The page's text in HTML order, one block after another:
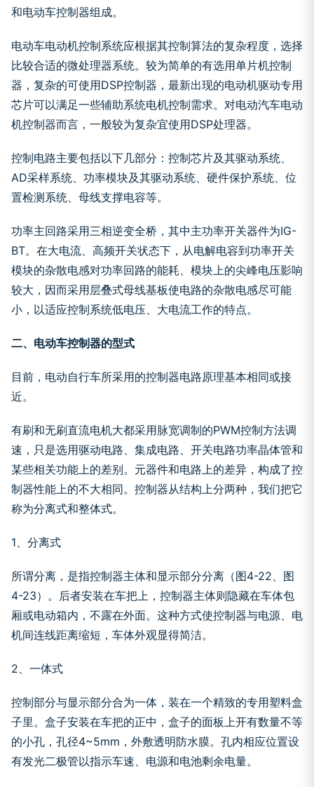
和电动车控制器组成。
电动车电动机控制系统应根据其控制算法的复杂程度，选择
比较合适的微处理器系统。较为简单的有选用单片机控制
器，复杂的可使用DSP控制器，最新出现的电动机驱动专用
芯片可以满足一些辅助系统电机控制需求。对电动汽车电动
机控制器而言，一般较为复杂宜使用DSP处理器。
控制电路主要包括以下几部分：控制芯片及其驱动系统、
AD采样系统、功率模块及其驱动系统、硬件保护系统、位
置检测系统、母线支撑电容等。
功率主回路采用三相逆变全桥，其中主功率开关器件为IG-
BT。在大电流、高频开关状态下，从电解电容到功率开关
模块的杂散电感对功率回路的能耗、模块上的尖峰电压影响
较大，因而采用层叠式母线基板使电路的杂散电感尽可能
小，以适应控制系统低电压、大电流工作的特点。
二、电动车控制器的型式
目前，电动自行车所采用的控制器电路原理基本相同或接
近。
有刷和无刷直流电机大都采用脉宽调制的PWM控制方法调
速，只是选用驱动电路、集成电路、开关电路功率晶体管和
某些相关功能上的差别。元器件和电路上的差异，构成了控
制器性能上的不大相同。控制器从结构上分两种，我们把它
称为分离式和整体式。
1、分离式
所谓分离，是指控制器主体和显示部分分离（图4-22、图
4-23）。后者安装在车把上，控制器主体则隐藏在车体包
厢或电动箱内，不露在外面。这种方式使控制器与电源、电
机间连线距离缩短，车体外观显得简洁。
2、一体式
控制部分与显示部分合为一体，装在一个精致的专用塑料盒
子里。盒子安装在车把的正中，盒子的面板上开有数量不等
的小孔，孔径4~5mm，外敷透明防水膜。孔内相应位置设
有发光二极管以指示车速、电源和电池剩余电量。